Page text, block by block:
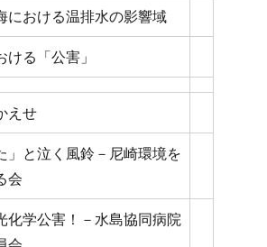
における温排水の影響域
ける「公害」
えせ
」と泣く風鈴－尼崎環境を
会
化学公害！－水島協同病院